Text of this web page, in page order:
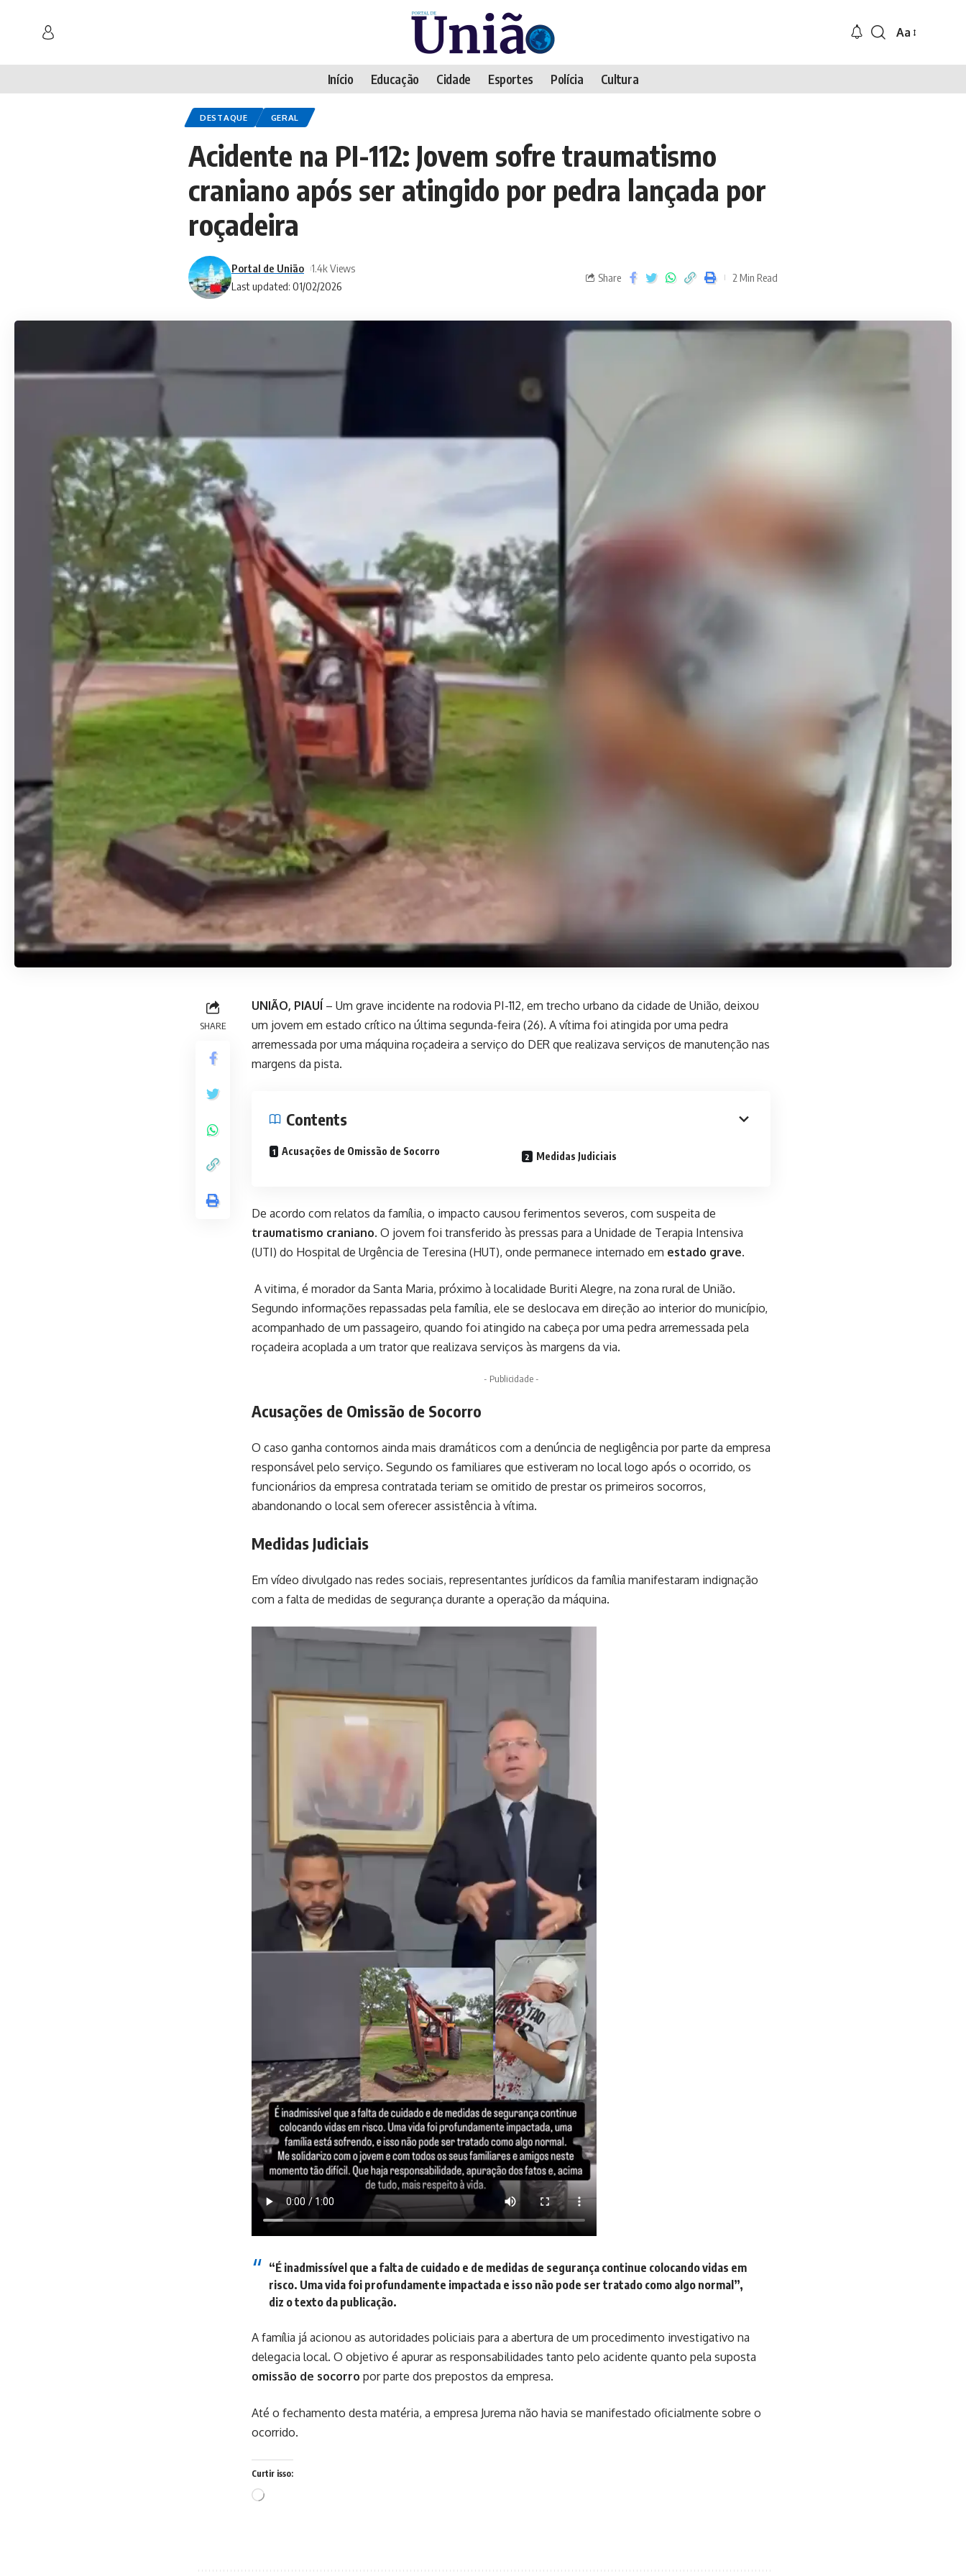
Aa
Início Educação Cidade Esportes Polícia Cultura
DESTAQUE GERAL
Acidente na PI-112: Jovem sofre traumatismo
craniano após ser atingido por pedra lançada por
roçadeira
Last updated: 01/02/2026
Portal de União 1.4k Views
Share 2 Min Read
SHARE
UNIÃO, PIAUÍ – Um grave incidente na rodovia PI-112, em trecho urbano da cidade de União, deixou
um jovem em estado crítico na última segunda-feira (26). A vítima foi atingida por uma pedra
arremessada por uma máquina roçadeira a serviço do DER que realizava serviços de manutenção nas
margens da pista.
Contents
Acusações de Omissão de Socorro Medidas Judiciais
De acordo com relatos da família, o impacto causou ferimentos severos, com suspeita de
traumatismo craniano. O jovem foi transferido às pressas para a Unidade de Terapia Intensiva
(UTI) do Hospital de Urgência de Teresina (HUT), onde permanece internado em estado grave.
A vitima, é morador da Santa Maria, próximo à localidade Buriti Alegre, na zona rural de União.
Segundo informações repassadas pela família, ele se deslocava em direção ao interior do município,
acompanhado de um passageiro, quando foi atingido na cabeça por uma pedra arremessada pela
roçadeira acoplada a um trator que realizava serviços às margens da via.
- Publicidade -
Acusações de Omissão de Socorro
O caso ganha contornos ainda mais dramáticos com a denúncia de negligência por parte da empresa
responsável pelo serviço. Segundo os familiares que estiveram no local logo após o ocorrido, os
funcionários da empresa contratada teriam se omitido de prestar os primeiros socorros,
abandonando o local sem oferecer assistência à vítima.
Medidas Judiciais
Em vídeo divulgado nas redes sociais, representantes jurídicos da família manifestaram indignação
com a falta de medidas de segurança durante a operação da máquina.
“É inadmissível que a falta de cuidado e de medidas de segurança continue colocando vidas em
risco. Uma vida foi profundamente impactada e isso não pode ser tratado como algo normal”,
diz o texto da publicação.
A família já acionou as autoridades policiais para a abertura de um procedimento investigativo na
delegacia local. O objetivo é apurar as responsabilidades tanto pelo acidente quanto pela suposta
omissão de socorro por parte dos prepostos da empresa.
Até o fechamento desta matéria, a empresa Jurema não havia se manifestado oficialmente sobre o
ocorrido.
Curtir isso:
Carregando...